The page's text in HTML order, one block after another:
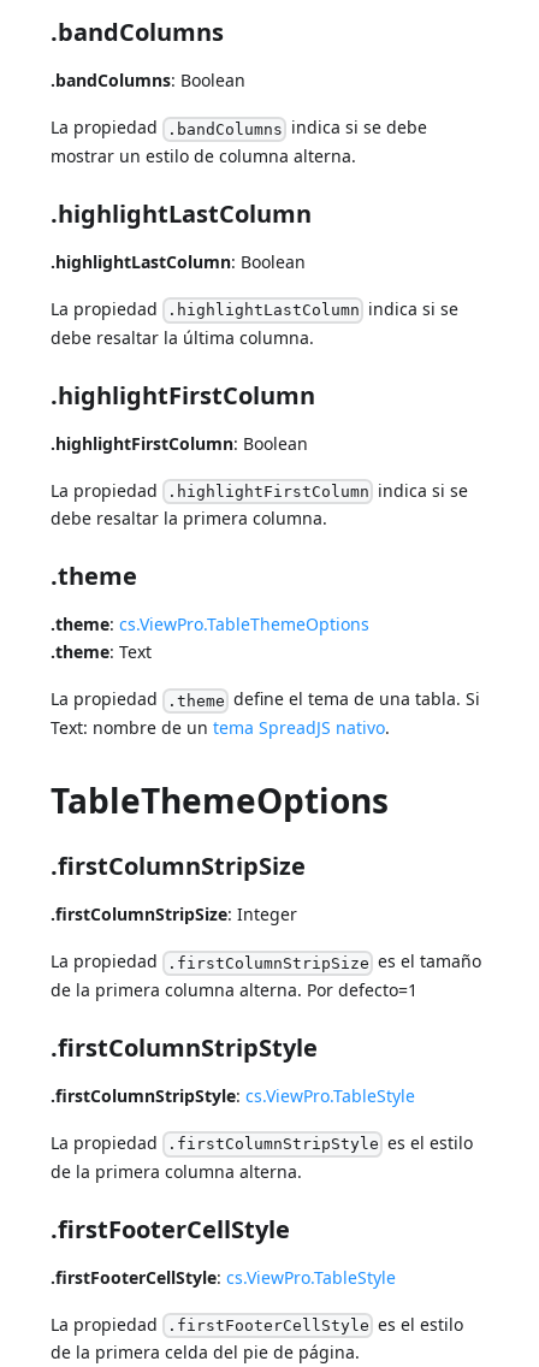
.bandColumns
.bandColumns: Boolean
La propiedad .bandColumns indica si se debe
mostrar un estilo de columna alterna.
.highlightLastColumn
.highlightLastColumn: Boolean
La propiedad .highlightLastColumn indica si se
debe resaltar la última columna.
.highlightFirstColumn
.highlightFirstColumn: Boolean
La propiedad .highlightFirstColumn indica si se
debe resaltar la primera columna.
.theme
.theme:cs.ViewPro.TableThemeOptions
.theme: Text
La propiedad .theme define el tema de una tabla. Si
Text: nombre de untema SpreadJS nativo.
TableThemeOptions
.firstColumnStripSize
.firstColumnStripSize: Integer
La propiedad .firstColumnStripSize es el tamaño
de la primera columna alterna. Por defecto=1
.firstColumnStripStyle
.firstColumnStripStyle:cs.ViewPro.TableStyle
La propiedad .firstColumnStripStyle es el estilo
de la primera columna alterna.
.firstFooterCellStyle
.firstFooterCellStyle:cs.ViewPro.TableStyle
La propiedad .firstFooterCellStyle es el estilo
de la primera celda del pie de página.